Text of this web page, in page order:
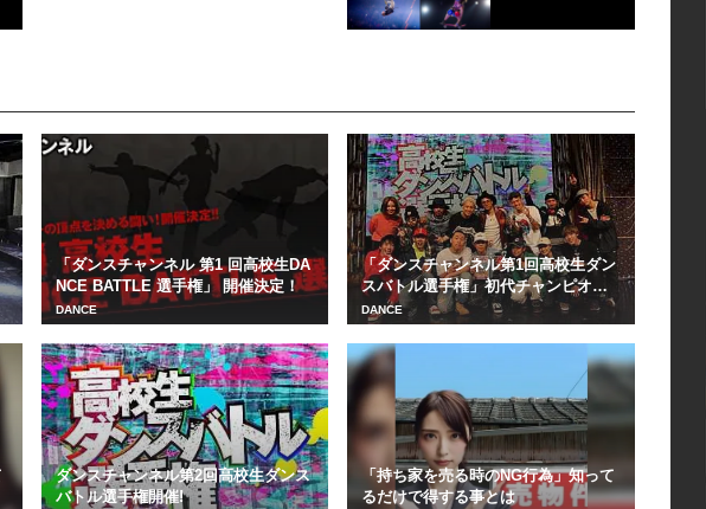
「ダンスチャンネル 第1 回高校生DA
NCE BATTLE 選手権」 開催決定！
DANCE
「ダンスチャンネル第1回高校生ダン
スバトル選手権」初代チャンピオン
はTAKUMI...
DANCE
ダンスチャンネル第2回高校生ダンス
バトル選手権開催!
「持ち家を売る時のNG行為」知って
るだけで得する事とは